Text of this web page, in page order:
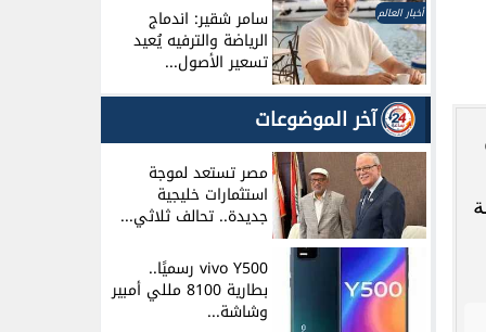
أخبار العالم سامر شقير: اندماج
الرياضة والترفيه يُعيد
تسعير الأصول...
آخر الموضوعات
مصر تستعد لموجة
استثمارات خليجية
جديدة.. تحالف ثلاثي...
vivo Y500 رسميًا..
بطارية 8100 مللي أمبير
وشاشة...